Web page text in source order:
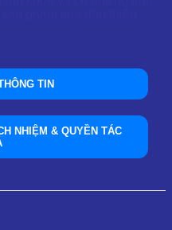
TIN
NHIỆM & QUYỀN TÁC